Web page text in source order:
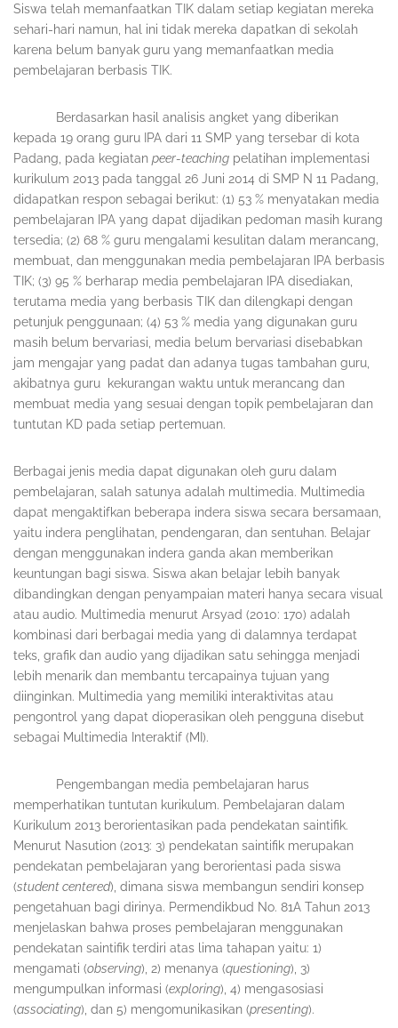
Siswa telah memanfaatkan TIK dalam setiap kegiatan mereka
sehari-hari namun, hal ini tidak mereka dapatkan di sekolah
karena belum banyak guru yang memanfaatkan media
pembelajaran berbasis TIK.
Berdasarkan hasil analisis angket yang diberikan
kepada 19 orang guru IPA dari 11 SMP yang tersebar di kota
Padang, pada kegiatan peer-teaching pelatihan implementasi
kurikulum 2013 pada tanggal 26 Juni 2014 di SMP N 11 Padang,
didapatkan respon sebagai berikut: (1) 53 % menyatakan media
pembelajaran IPA yang dapat dijadikan pedoman masih kurang
tersedia; (2) 68 % guru mengalami kesulitan dalam merancang,
membuat, dan menggunakan media pembelajaran IPA berbasis
TIK; (3) 95 % berharap media pembelajaran IPA disediakan,
terutama media yang berbasis TIK dan dilengkapi dengan
petunjuk penggunaan; (4) 53 % media yang digunakan guru
masih belum bervariasi, media belum bervariasi disebabkan
jam mengajar yang padat dan adanya tugas tambahan guru,
akibatnya guru kekurangan waktu untuk merancang dan
membuat media yang sesuai dengan topik pembelajaran dan
tuntutan KD pada setiap pertemuan.
Berbagai jenis media dapat digunakan oleh guru dalam
pembelajaran, salah satunya adalah multimedia. Multimedia
dapat mengaktifkan beberapa indera siswa secara bersamaan,
yaitu indera penglihatan, pendengaran, dan sentuhan. Belajar
dengan menggunakan indera ganda akan memberikan
keuntungan bagi siswa. Siswa akan belajar lebih banyak
dibandingkan dengan penyampaian materi hanya secara visual
atau audio. Multimedia menurut Arsyad (2010: 170) adalah
kombinasi dari berbagai media yang di dalamnya terdapat
teks, grafik dan audio yang dijadikan satu sehingga menjadi
lebih menarik dan membantu tercapainya tujuan yang
diinginkan. Multimedia yang memiliki interaktivitas atau
pengontrol yang dapat dioperasikan oleh pengguna disebut
sebagai Multimedia Interaktif (MI).
Pengembangan media pembelajaran harus
memperhatikan tuntutan kurikulum. Pembelajaran dalam
Kurikulum 2013 berorientasikan pada pendekatan saintifik.
Menurut Nasution (2013: 3) pendekatan saintifik merupakan
pendekatan pembelajaran yang berorientasi pada siswa
(student centered), dimana siswa membangun sendiri konsep
pengetahuan bagi dirinya. Permendikbud No. 81A Tahun 2013
menjelaskan bahwa proses pembelajaran menggunakan
pendekatan saintifik terdiri atas lima tahapan yaitu: 1)
mengamati (observing), 2) menanya (questioning), 3)
mengumpulkan informasi (exploring), 4) mengasosiasi
(associating), dan 5) mengomunikasikan (presenting).